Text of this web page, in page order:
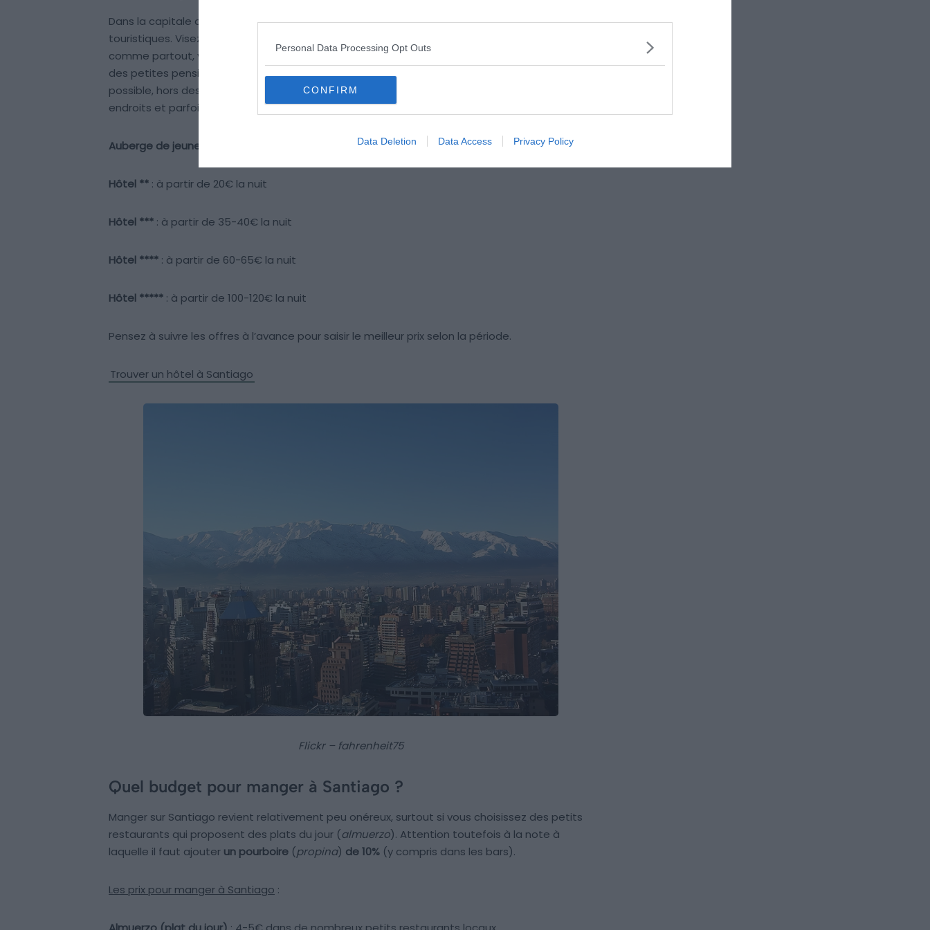
Personal Data Processing Opt Outs
CONFIRM
Data Deletion Data Access Privacy Policy
Dans la capitale du Chili, les logements sont chers, comme à Valparaiso ou autres villes
touristiques. Visez donc plutôt le prix d’un hôtel 3 étoiles pour un confort minimum. Mais
comme partout, vous trouverez des auberges de jeunesses. Vous pouvez également trouver
des petites pensions pas chères appelées leshospedajes
possible, hors des villes, de faire du camping qui est une solution légale dans de nombreux
endroits et parfois gratuite.
Auberge de jeunesse
Hôtel ** : à partir de 20€ la nuit
Hôtel *** : à partir de 35-40€ la nuit
Hôtel **** : à partir de 60-65€ la nuit
Hôtel ***** : à partir de 100-120€ la nuit
Pensez à suivre les offres à l’avance pour saisir le meilleur prix selon la période.
Trouver un hôtel à Santiago
Flickr – fahrenheit75
Quel budget pour manger à Santiago ?
Manger sur Santiago revient relativement peu onéreux, surtout si vous choisissez des petits
restaurants qui proposent des plats du jour (almuerzo). Attention toutefois à la note à
laquelle il faut ajouter un pourboire (propina) de 10% (y compris dans les bars).
Les prix pour manger à Santiago :